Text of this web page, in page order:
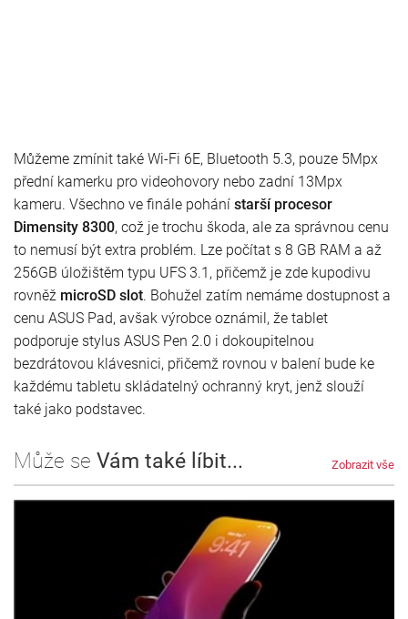
Můžeme zmínit také Wi-Fi 6E, Bluetooth 5.3, pouze 5Mpx
přední kamerku pro videohovory nebo zadní 13Mpx
kameru. Všechno ve finále pohání starší procesor
Dimensity 8300, což je trochu škoda, ale za správnou cenu
to nemusí být extra problém. Lze počítat s 8 GB RAM a až
256GB úložištěm typu UFS 3.1, přičemž je zde kupodivu
rovněž microSD slot. Bohužel zatím nemáme dostupnost a
cenu ASUS Pad, avšak výrobce oznámil, že tablet
podporuje stylus ASUS Pen 2.0 i dokoupitelnou
bezdrátovou klávesnici, přičemž rovnou v balení bude ke
každému tabletu skládatelný ochranný kryt, jenž slouží
také jako podstavec.
Může se Vám také líbit... Zobrazit vše